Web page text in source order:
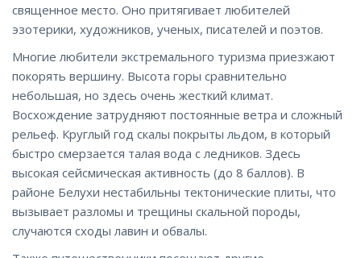
священное место. Оно притягивает любителей
эзотерики, художников, ученых, писателей и поэтов.
Многие любители экстремального туризма приезжают
покорять вершину. Высота горы сравнительно
небольшая, но здесь очень жесткий климат.
Восхождение затрудняют постоянные ветра и сложный
рельеф. Круглый год скалы покрыты льдом, в который
быстро смерзается талая вода с ледников. Здесь
высокая сейсмическая активность (до 8 баллов). В
районе Белухи нестабильны тектонические плиты, что
вызывает разломы и трещины скальной породы,
случаются сходы лавин и обвалы.